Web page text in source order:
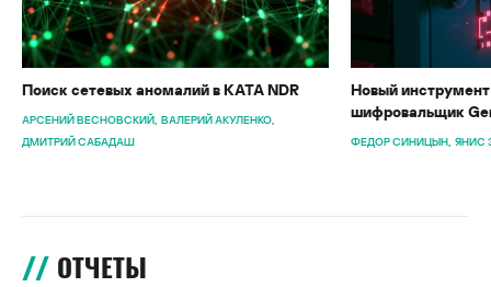
Поиск сетевых аномалий в KATA NDR
АРСЕНИЙ ВЕСНОВСКИЙ ВАЛЕРИЙ АКУЛЕНКО
ДМИТРИЙ САБАДАШ
Новый
шифровальщик
ФЕДОР СИНИЦЫН ЯНИС
ОТЧЕТЫ